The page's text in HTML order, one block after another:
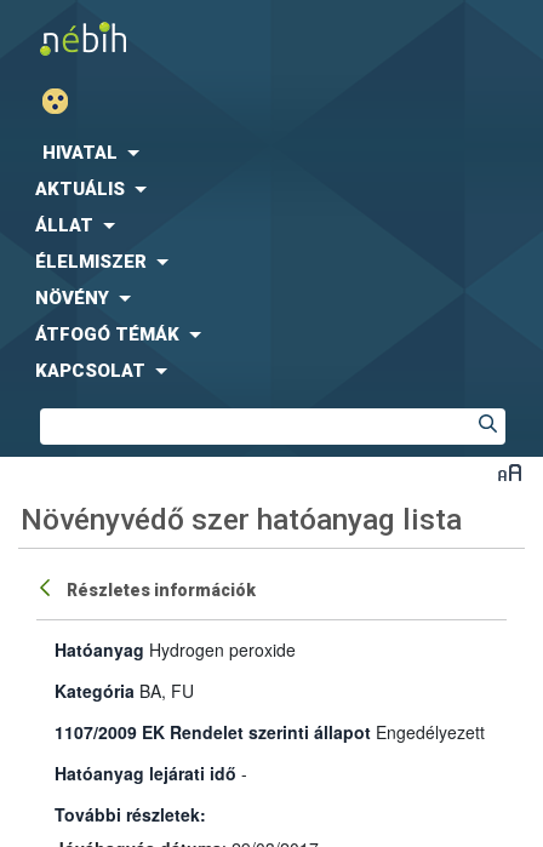
HIVATAL
AKTUÁLIS
ÁLLAT
ÉLELMISZER
NÖVÉNY
ÁTFOGÓ TÉMÁK
KAPCSOLAT
Növényvédő szer hatóanyag lista
Részletes információk
Hatóanyag Hydrogen peroxide
Kategória BA, FU
1107/2009 EK Rendelet szerinti állapot Engedélyezett
Hatóanyag lejárati idő -
További részletek: